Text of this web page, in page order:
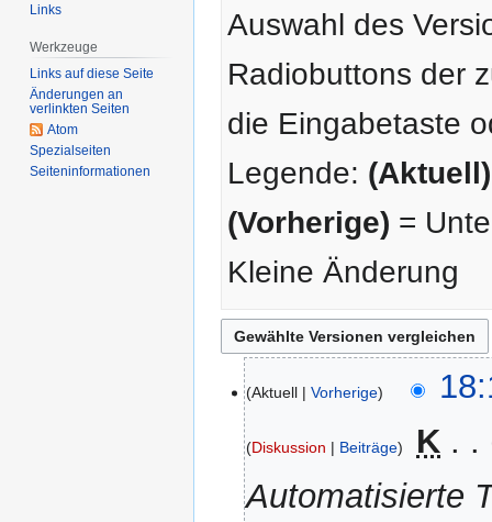
Auswahl des
Radiobuttons der
die Eingabetaste
Legende: (Aktuell)
(Vorherige) =
Kleine Änderung
Mai
2012
Aktuell Vorherige
Diskussion Beiträge
K
Automatisierte
Links
Werkzeuge
Links auf diese Seite
Änderungen an
verlinkten Seiten
Atom
Spezialseiten
Seiten­­informationen